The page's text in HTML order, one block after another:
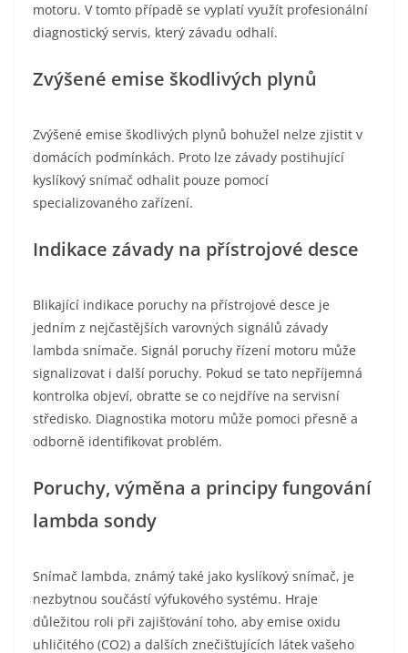
motoru. V tomto případě se vyplatí využít profesionální
diagnostický servis, který závadu odhalí.
Zvýšené emise škodlivých plynů
Zvýšené emise škodlivých plynů bohužel nelze zjistit v
domácích podmínkách. Proto lze závady postihující
kyslíkový snímač odhalit pouze pomocí
specializovaného zařízení.
Indikace závady na přístrojové desce
Blikající indikace poruchy na přístrojové desce je
jedním z nejčastějších varovných signálů závady
lambda snímače. Signál poruchy řízení motoru může
signalizovat i další poruchy. Pokud se tato nepříjemná
kontrolka objeví, obraťte se co nejdříve na servisní
středisko. Diagnostika motoru může pomoci přesně a
odborně identifikovat problém.
Poruchy, výměna a principy fungování
lambda sondy
Snímač lambda, známý také jako kyslíkový snímač, je
nezbytnou součástí výfukového systému. Hraje
důležitou roli při zajišťování toho, aby emise oxidu
uhličitého (CO2) a dalších znečišťujících látek vašeho